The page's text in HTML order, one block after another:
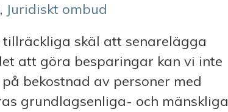
, Juridiskt ombud
tillräckliga skäl att senarelägga
att göra besparingar kan vi inte
bekostnad av personer med
grundlagsenliga- och mänskliga